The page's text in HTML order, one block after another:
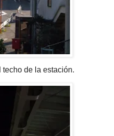
de la estación.